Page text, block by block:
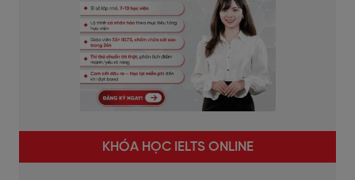
KHÓA HỌC IELTS ONLINE